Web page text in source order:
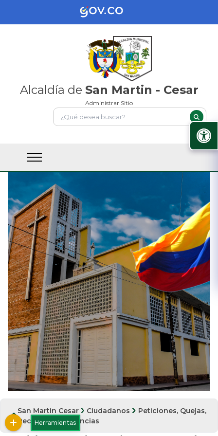
Alcaldía de San Martin - Cesar
Administrar Sitio
San Martin Cesar Ciudadanos
Peticiones, Quejas,
Reclamos y Denuncias
Herramientas